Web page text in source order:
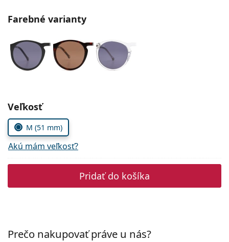
Všetky značky
Persol
Prada
Všetky značky
Farebné varianty
Zvoľte parametre
Veľkosť
M (51 mm)
Akú mám veľkosť?
Pridať do košíka
Prečo nakupovať práve u nás?